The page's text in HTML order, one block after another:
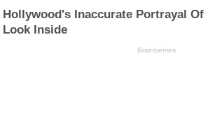
Hollywood's Inaccurate Portrayal Of
Look Inside
Brainberries